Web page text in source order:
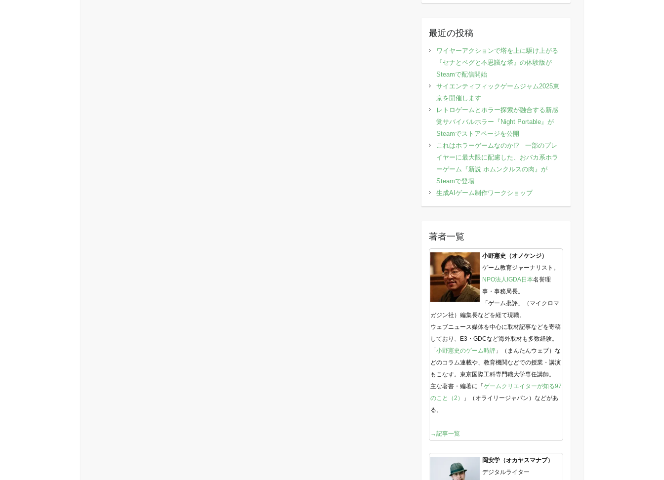
最近の投稿
ワイヤーアクションで塔を上に駆け上がる
『セナとペグと不思議な塔』の体験版が
Steamで配信開始
サイエンティフィックゲームジャム2025東
京を開催します
レトロゲームとホラー探索が融合する新感
覚サバイバルホラー『Night Portable』が
Steamでストアページを公開
これはホラーゲームなのか!? 一部のプレ
イヤーに最大限に配慮した、おバカ系ホラ
ーゲーム『新説 ホムンクルスの肉』が
Steamで登場
生成AIゲーム制作ワークショップ
著者一覧
小野憲史（オノケンジ）
ゲーム教育ジャーナリスト。
NPO法人IGDA日本名誉理
事・事務局長。
「ゲーム批評」（マイクロマ
ガジン社）編集長などを経て現職。
ウェブニュース媒体を中心に取材記事などを寄稿
しており、E3・GDCなど海外取材も多数経験。
「 小野憲史のゲーム時評」（まんたんウェブ）な
どのコラム連載や、教育機関などでの授業・講演
もこなす。東京国際工科専門職大学専任講師。
主な著書・編著に「 ゲームクリエイターが知る97
のこと（2）
」（オライリージャパン）などがあ
る。
→記事一覧
岡安学（オカヤスマナブ）
デジタルライター